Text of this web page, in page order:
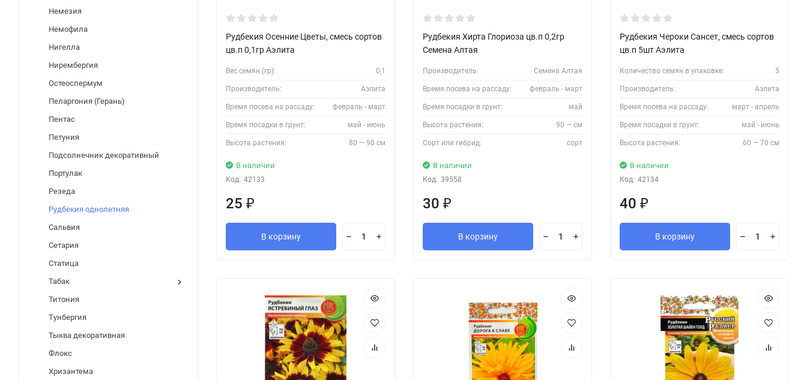
Немезия
Немофила
Нигелла
Нирембергия
Остеоспермум
Пеларгония (Герань)
Пентас
Петуния
Подсолнечник декоративный
Портулак
Резеда
Рудбекия однолетняя
Сальвия
Сетария
Статица
Табак
Титония
Тунбергия
Тыква декоративная
Флокс
Хризантема
Рудбекия Осенние Цветы, смесь сортов
цв.п 0,1гр Аэлита
Вес семян (гр): 0,1
Производитель: Аэлита
Время посева на рассаду: февраль - март
Время посадки в грунт: май - июнь
Высота растения: 80 — 90 см
В наличии
Код: 42133
25 ₽
В корзину
Рудбекия Хирта Глориоза цв.п 0,2гр
Семена Алтая
Производитель: Семена Алтая
Время посева на рассаду: февраль - март
Время посадки в грунт: май
Высота растения: 90 — см
Сорт или гибрид: сорт
В наличии
Код: 39558
30 ₽
В корзину
Рудбекия Чероки Сансет, смесь сортов
цв.п 5шт Аэлита
Количество семян в упаковке: 5
Производитель: Аэлита
Время посева на рассаду: март - апрель
Время посадки в грунт: май - июнь
Высота растения: 60 — 70 см
В наличии
Код: 42134
40 ₽
В корзину